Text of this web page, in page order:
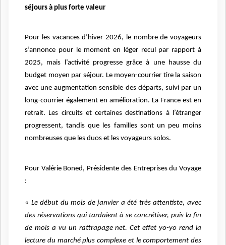
séjours à plus forte valeur
Pour les vacances d’hiver 2026, le nombre de voyageurs
s’annonce pour le moment en léger recul par rapport à
2025, mais l’activité progresse grâce à une hausse du
budget moyen par séjour. Le moyen-courrier tire la saison
avec une augmentation sensible des départs, suivi par un
long-courrier également en amélioration. La France est en
retrait. Les circuits et certaines destinations à l’étranger
progressent, tandis que les familles sont un peu moins
nombreuses que les duos et les voyageurs solos.
Pour Valérie Boned, Présidente des Entreprises du Voyage
:
« Le début du mois de janvier a été très attentiste, avec
des réservations qui tardaient à se concrétiser, puis la fin
de mois a vu un rattrapage net. Cet effet yo-yo rend la
lecture du marché plus complexe et le comportement des